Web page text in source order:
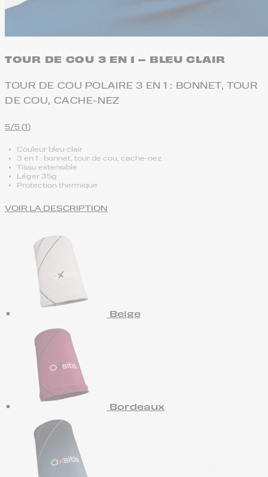
TOUR DE COU 3 EN 1 – BLEU CLAIR
TOUR DE COU POLAIRE 3 EN 1 : BONNET, TOUR
DE COU, CACHE-NEZ
5/5 (1)
Couleur bleu clair
3 en 1 : bonnet, tour de cou, cache-nez
Tissu extensible
Léger 35g
Protection thermique
VOIR LA DESCRIPTION
Beige
Bordeaux